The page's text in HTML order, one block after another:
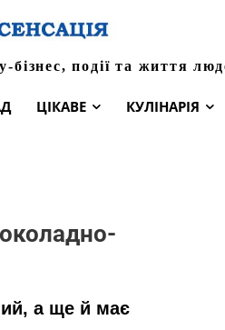
події та життя
ЦІКАВЕ КУЛІНАРІЯ
а ще й має